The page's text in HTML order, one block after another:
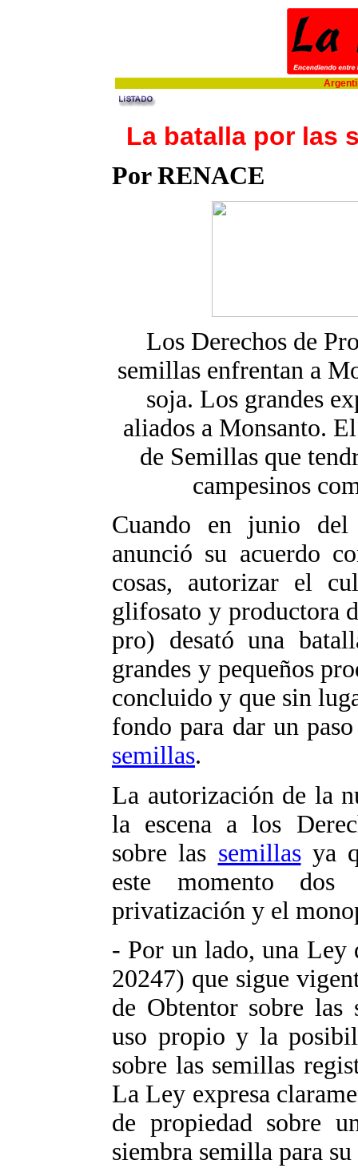
La batalla por las
Por RENACE
Los Derechos de
semillas enfrentan a
soja. Los grandes
aliados a Monsanto.
de Semillas que
campesinos
Cuando en junio
anunció su acuerdo
cosas, autorizar el
glifosato y productora
pro) desató una
grandes y pequeños
concluido y que sin
fondo para dar un
semillas.
La autorización de la
la escena a los
sobre las semillasya
este momento dos
privatización y el
- Por un lado, una Ley
20247) que sigue
de Obtentor sobre las
uso propio y la
sobre las semillas
La Ley expresa
de propiedad sobre
siembra semilla para